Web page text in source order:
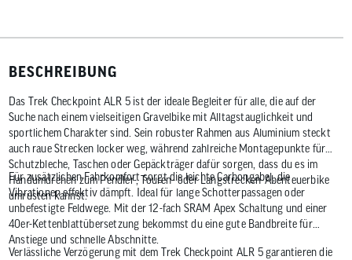
BESCHREIBUNG
Das Trek Checkpoint ALR 5 ist der ideale Begleiter für alle, die auf der
Suche nach einem vielseitigen Gravelbike mit Alltagstauglichkeit und
sportlichem Charakter sind. Sein robuster Rahmen aus Aluminium steckt
auch raue Strecken locker weg, während zahlreiche Montagepunkte für
Schutzbleche, Taschen oder Gepäckträger dafür sorgen, dass du es im
Handumdrehen zum Pendler-, Touren- oder Langstrecken-Abenteuerbike
umrüsten kannst.
Für zusätzlichen Fahrkomfort sorgt die leichte Carbongabel, die
Vibrationen effektiv dämpft. Ideal für lange Schotterpassagen oder
unbefestigte Feldwege. Mit der 12-fach SRAM Apex Schaltung und einer
40er-Kettenblattübersetzung bekommst du eine gute Bandbreite für
Anstiege und schnelle Abschnitte.
Verlässliche Verzögerung mit dem Trek Checkpoint ALR 5 garantieren die